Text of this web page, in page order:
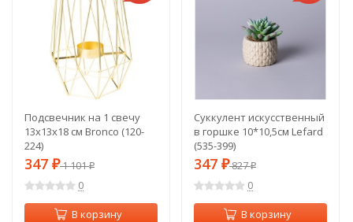
Подсвечник на 1 свечу
13х13х18 см Bronco (120-
224)
347 ₽1 101₽
0
В корзину
Суккулент искусственный
в горшке 10*10,5см Lefard
(535-399)
347 ₽827₽
0
В корзину